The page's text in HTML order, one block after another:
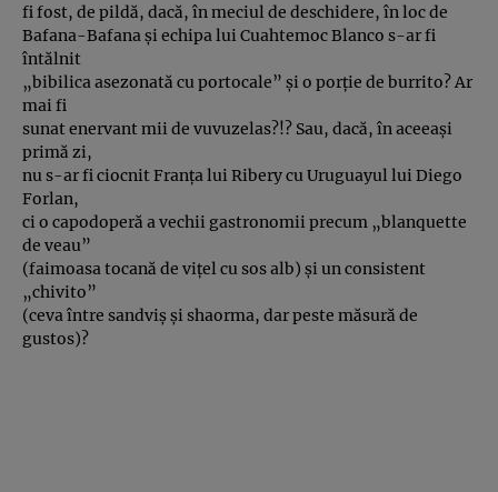
fi fost, de pildă, dacă, în meciul de deschidere, în loc de
Bafana-Bafana şi echipa lui Cuahtemoc Blanco s-ar fi
întălnit
„bibilica asezonată cu portocale” şi o porţie de burrito? Ar
mai fi
sunat enervant mii de vuvuzelas?!? Sau, dacă, în aceeaşi
primă zi,
nu s-ar fi ciocnit Franţa lui Ribery cu Uruguayul lui Diego
Forlan,
ci o capodoperă a vechii gastronomii precum „blanquette
de veau”
(faimoasa tocană de viţel cu sos alb) şi un consistent
„chivito”
(ceva între sandviş şi shaorma, dar peste măsură de
gustos)?